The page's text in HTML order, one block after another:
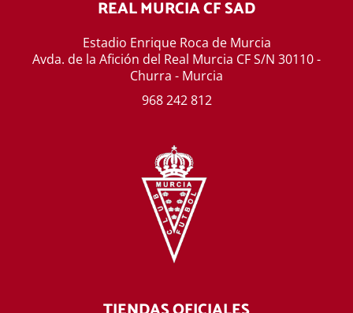
REAL MURCIA CF SAD
Estadio Enrique Roca de Murcia
Avda. de la Afición del Real Murcia CF S/N 30110 -
Churra - Murcia
968 242 812